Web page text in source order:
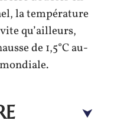
la température
qu’ailleurs,
de 1,5°C au-